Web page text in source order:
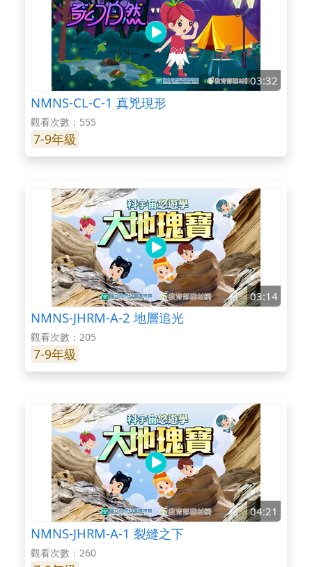
03:32
NMNS-CL-C-1 真兇現形
觀看次數：555
7-9年級
03:14
NMNS-JHRM-A-2 地層追光
觀看次數：205
7-9年級
04:21
NMNS-JHRM-A-1 裂縫之下
觀看次數：260